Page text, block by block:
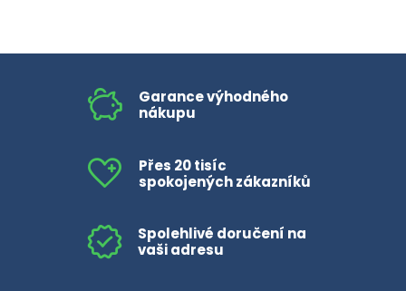
ŠÍPEK
ŽENŠEN
PÉČE O POPRSÍ
OPALOVÁNÍ
Garance výhodného
nákupu
Přes 20 tisíc
spokojených zákazníků
Spolehlivé doručení na
vaši adresu